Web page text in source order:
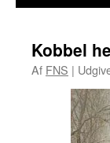
Kobbel
Af FNS |